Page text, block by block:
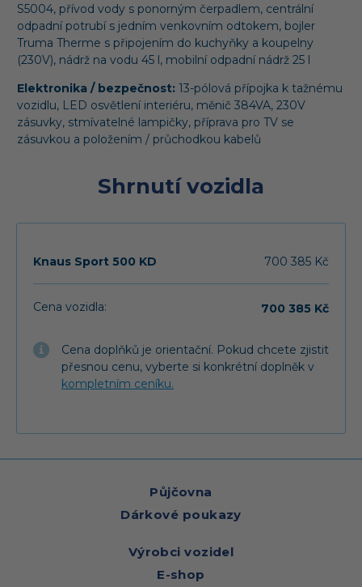
S5004, přívod vody s ponorným čerpadlem, centrální
odpadní potrubí s jedním venkovním odtokem, bojler
Truma Therme s připojením do kuchyňky a koupelny
(230V), nádrž na vodu 45 l, mobilní odpadní nádrž 25 l
Elektronika / bezpečnost: 13-pólová přípojka k tažnému
vozidlu, LED osvětlení interiéru, měnič 384VA, 230V
zásuvky, stmívatelné lampičky, příprava pro TV se
zásuvkou a položením / průchodkou kabelů
Shrnutí vozidla
Knaus Sport 500 KD 700 385 Kč
Cena vozidla: 700 385 Kč
Cena doplňků je orientační. Pokud chcete zjistit
přesnou cenu, vyberte si konkrétní doplněk v
kompletním ceníku.
Půjčovna
Dárkové poukazy
Výrobci vozidel
E-shop